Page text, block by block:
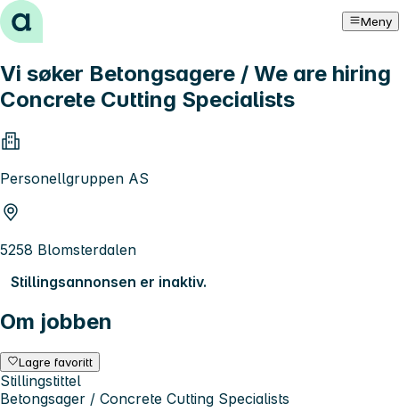
Hopp til innhold Meny
Vi søker Betongsagere / We are hiring
Concrete Cutting Specialists
Personellgruppen AS
5258 Blomsterdalen
Stillingsannonsen er inaktiv.
Om jobben
Lagre favoritt
Stillingstittel
Betongsager / Concrete Cutting Specialists